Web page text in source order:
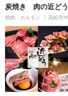
炭焼き 肉の近ど
焼肉・ホルモン 高松市